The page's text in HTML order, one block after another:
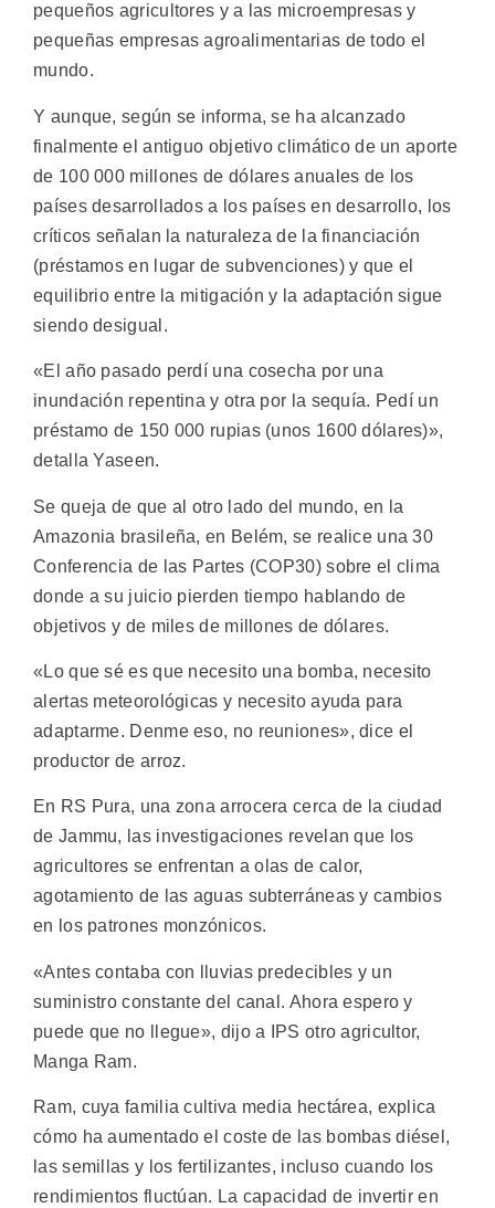
pequeños agricultores y a las microempresas y
pequeñas empresas agroalimentarias de todo el
mundo.
Y aunque, según se informa, se ha alcanzado
finalmente el antiguo objetivo climático de un aporte
de 100 000 millones de dólares anuales de los
países desarrollados a los países en desarrollo, los
críticos señalan la naturaleza de la financiación
(préstamos en lugar de subvenciones) y que el
equilibrio entre la mitigación y la adaptación sigue
siendo desigual.
«El año pasado perdí una cosecha por una
inundación repentina y otra por la sequía. Pedí un
préstamo de 150 000 rupias (unos 1600 dólares)»,
detalla Yaseen.
Se queja de que al otro lado del mundo, en la
Amazonia brasileña, en Belém, se realice una 30
Conferencia de las Partes (COP30) sobre el clima
donde a su juicio pierden tiempo hablando de
objetivos y de miles de millones de dólares.
«Lo que sé es que necesito una bomba, necesito
alertas meteorológicas y necesito ayuda para
adaptarme. Denme eso, no reuniones», dice el
productor de arroz.
En RS Pura, una zona arrocera cerca de la ciudad
de Jammu, las investigaciones revelan que los
agricultores se enfrentan a olas de calor,
agotamiento de las aguas subterráneas y cambios
en los patrones monzónicos.
«Antes contaba con lluvias predecibles y un
suministro constante del canal. Ahora espero y
puede que no llegue», dijo a IPS otro agricultor,
Manga Ram.
Ram, cuya familia cultiva media hectárea, explica
cómo ha aumentado el coste de las bombas diésel,
las semillas y los fertilizantes, incluso cuando los
rendimientos fluctúan. La capacidad de invertir en